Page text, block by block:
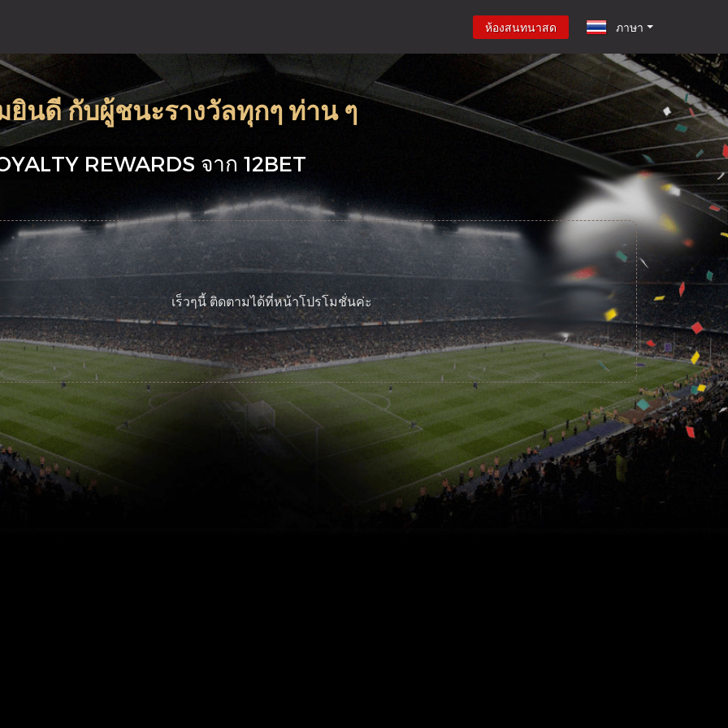
ห้องสนทนาสด ภาษา
นดี กับผู้ชนะรางวัลทุกๆ ท่าน ๆ
REWARDS จาก 12BET
เร็วๆนี้ ติดตามได้ที่หน้าโปรโมชั่นค่ะ